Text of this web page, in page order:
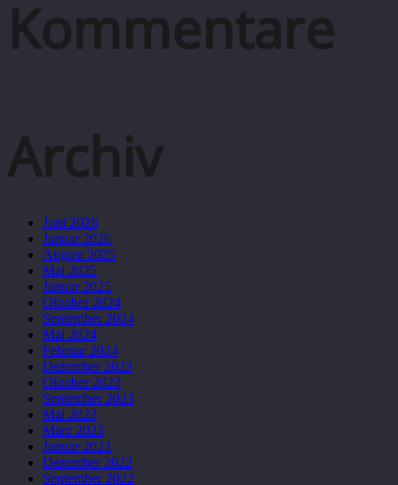
Kommentare
Archiv
Juni 2026
Januar 2026
August 2025
Mai 2025
Januar 2025
Oktober 2024
September 2024
Mai 2024
Februar 2024
Dezember 2023
Oktober 2023
September 2023
Mai 2023
März 2023
Januar 2023
Dezember 2022
September 2022